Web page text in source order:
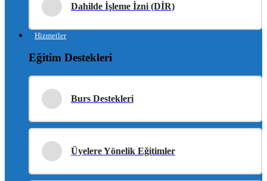
Dahilde İşleme İzni (DİR)
Hizmetler
Eğitim Destekleri
Burs Destekleri
Üyelere Yönelik Eğitimler